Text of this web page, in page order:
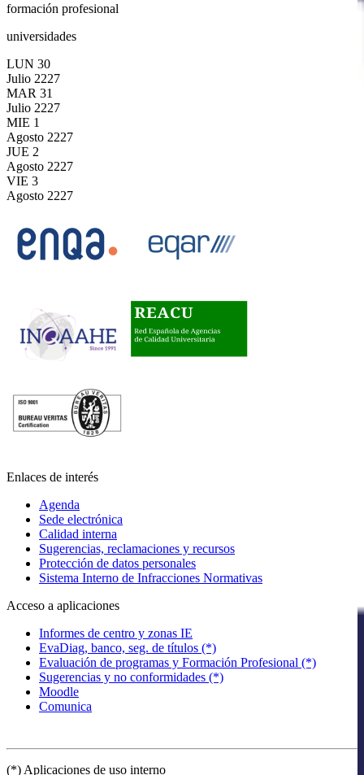
formación profesional
universidades
LUN 30
Julio 2227
MAR 31
Julio 2227
MIE 1
Agosto 2227
JUE 2
Agosto 2227
VIE 3
Agosto 2227
Enlaces de interés
Agenda
Sede electrónica
Calidad interna
Sugerencias, reclamaciones y recursos
Protección de datos personales
Sistema Interno de Infracciones Normativas
Acceso a aplicaciones
Informes de centro y zonas IE
EvaDiag, banco, seg. de títulos (*)
Evaluación de programas y Formación Profesional (*)
Sugerencias y no conformidades (*)
Moodle
Comunica
(*) Aplicaciones de uso interno